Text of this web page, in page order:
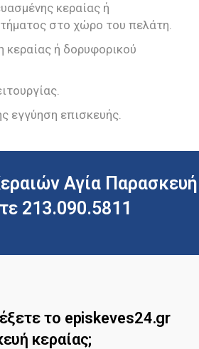
κεραίας ή
στο χώρο του πελάτη.
ή δορυφορικού
εγγύηση επισκευής.
Αγία Παρασκευή
213.090.5811
το episkeves24.gr
κεραίας;